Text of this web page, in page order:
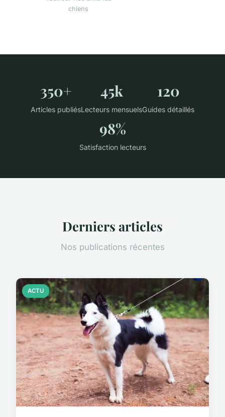
chiens
350+
Articles publiés
45k
Lecteurs mensuels
120
Guides détaillés
98%
Satisfaction lecteurs
Derniers articles
Nos publications récentes
ACTU